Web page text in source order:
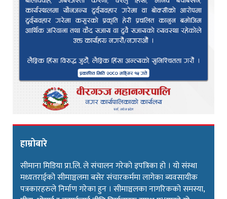
हाम्रोबारे
सीमाना मिडिया प्रा.लि. ले संचालन गरेको इपत्रिका हो । यो संस्था
मध्यतराईको सीमाञ्चलमा बसेर संचारकर्ममा लागेका ब्यवसायीक
पत्रकारहरुले निर्माण गरेका हुन । सीमाञ्चलका नागरिकको समस्या,